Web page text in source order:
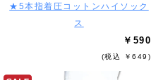
★5本指着圧コットンハイソック
ス
￥590
(税込 ￥649)